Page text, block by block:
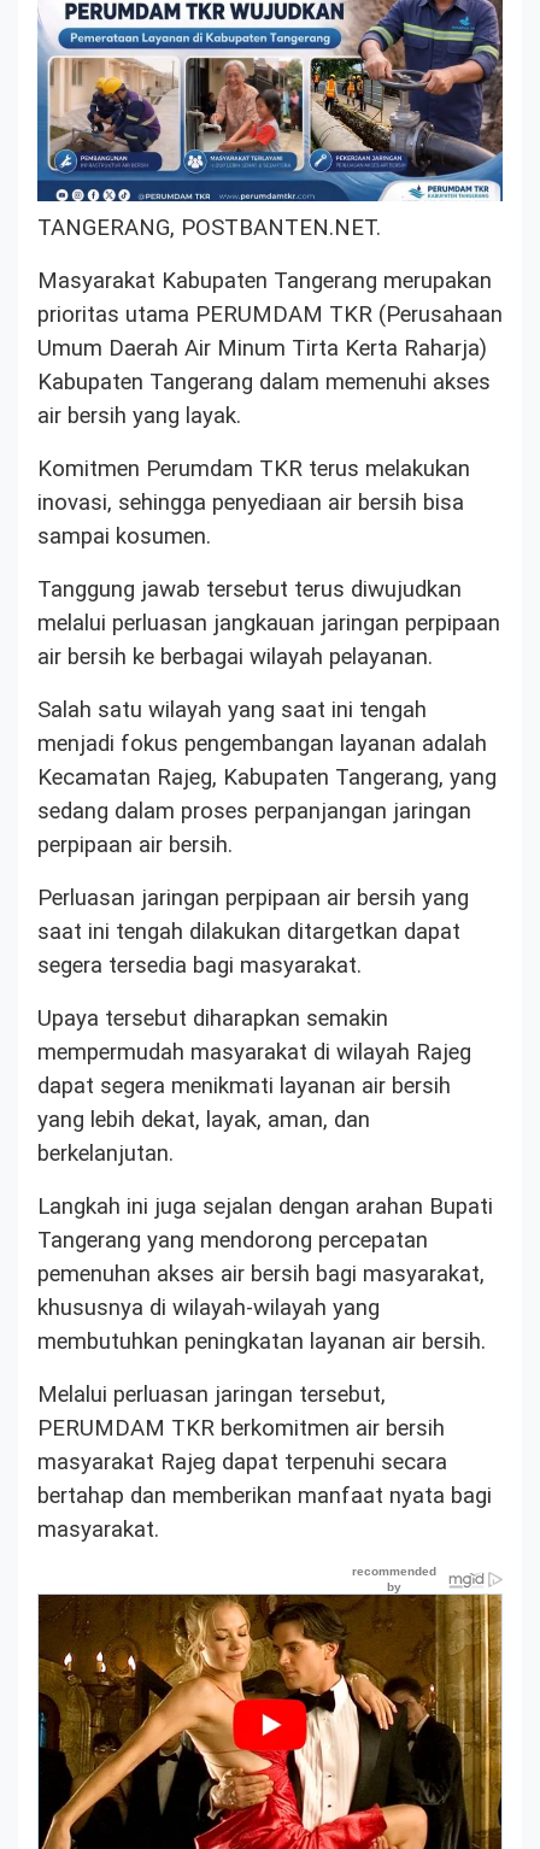
TANGERANG, POSTBANTEN.NET.
Masyarakat Kabupaten Tangerang merupakan
prioritas utama PERUMDAM TKR (Perusahaan
Umum Daerah Air Minum Tirta Kerta Raharja)
Kabupaten Tangerang dalam memenuhi akses
air bersih yang layak.
Komitmen Perumdam TKR terus melakukan
inovasi, sehingga penyediaan air bersih bisa
sampai kosumen.
Tanggung jawab tersebut terus diwujudkan
melalui perluasan jangkauan jaringan perpipaan
air bersih ke berbagai wilayah pelayanan.
Salah satu wilayah yang saat ini tengah
menjadi fokus pengembangan layanan adalah
Kecamatan Rajeg, Kabupaten Tangerang, yang
sedang dalam proses perpanjangan jaringan
perpipaan air bersih.
Perluasan jaringan perpipaan air bersih yang
saat ini tengah dilakukan ditargetkan dapat
segera tersedia bagi masyarakat.
Upaya tersebut diharapkan semakin
mempermudah masyarakat di wilayah Rajeg
dapat segera menikmati layanan air bersih
yang lebih dekat, layak, aman, dan
berkelanjutan.
Langkah ini juga sejalan dengan arahan Bupati
Tangerang yang mendorong percepatan
pemenuhan akses air bersih bagi masyarakat,
khususnya di wilayah-wilayah yang
membutuhkan peningkatan layanan air bersih.
Melalui perluasan jaringan tersebut,
PERUMDAM TKR berkomitmen air bersih
masyarakat Rajeg dapat terpenuhi secara
bertahap dan memberikan manfaat nyata bagi
masyarakat.